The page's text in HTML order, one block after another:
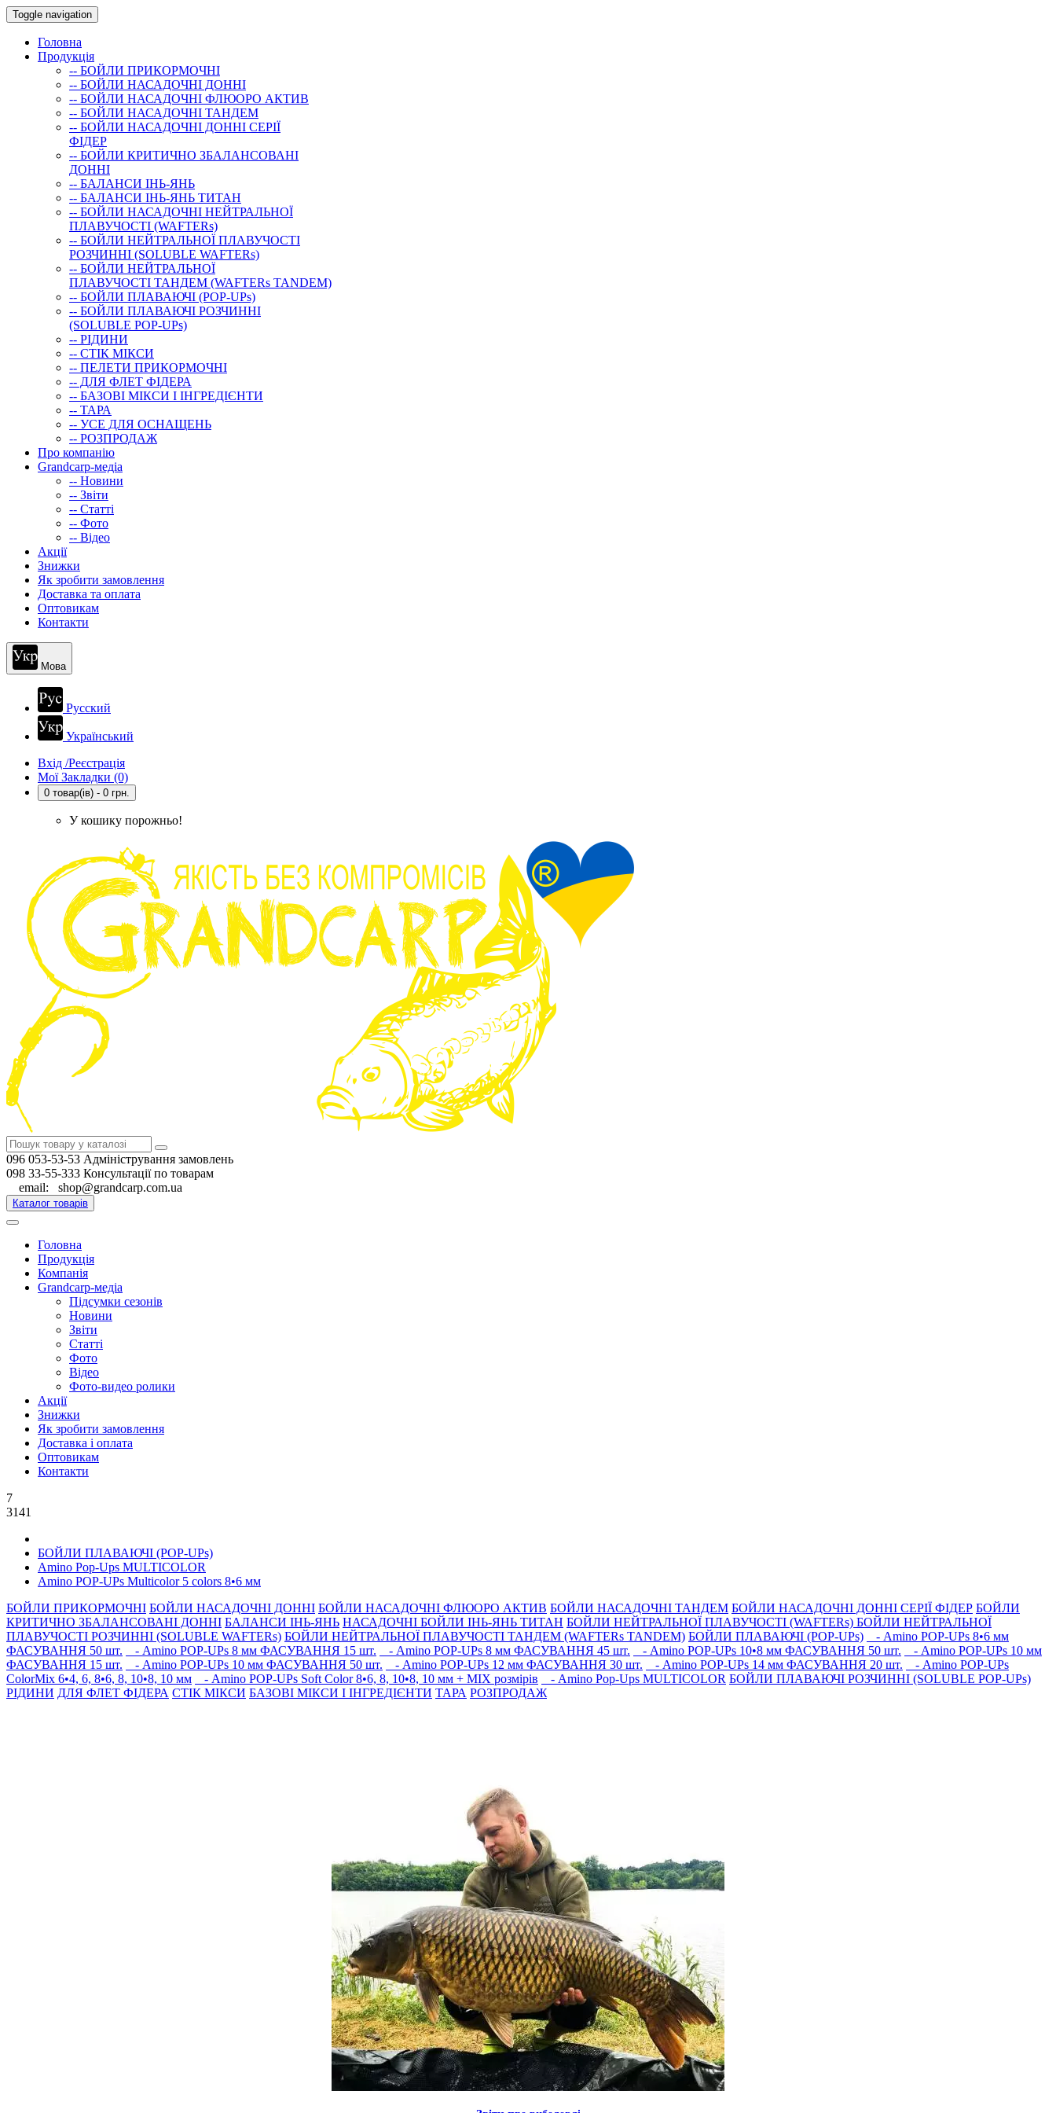
Toggle navigation
Головна
Продукція
-- БОЙЛИ ПРИКОРМОЧНI
-- БОЙЛИ НАСАДОЧНI ДОННI
-- БОЙЛИ НАСАДОЧНІ ФЛЮОРО АКТИВ
-- БОЙЛИ НАСАДОЧНІ ТАНДЕМ
-- БОЙЛИ НАСАДОЧНI ДОННI СЕРIÏ
ФIДЕР
-- БОЙЛИ КРИТИЧНО ЗБАЛАНСОВАНІ
ДОННІ
-- БАЛАНСИ ІНЬ-ЯНЬ
-- БАЛАНСИ ІНЬ-ЯНЬ ТИТАН
-- БОЙЛИ НАСАДОЧНI НЕЙТРАЛЬНОÏ
ПЛАВУЧОСТI (WAFTERs)
-- БОЙЛИ НЕЙТРАЛЬНОЇ ПЛАВУЧОСТІ
РОЗЧИННІ (SOLUBLE WAFTERs)
-- БОЙЛИ НЕЙТРАЛЬНОЇ
ПЛАВУЧОСТІ ТАНДЕМ (WAFTERs TANDEM)
-- БОЙЛИ ПЛАВАЮЧІ (POP-UPs)
-- БОЙЛИ ПЛАВАЮЧI РОЗЧИННI
(SOLUBLE POP-UPs)
-- РIДИНИ
-- СТIК МIКСИ
-- ПЕЛЕТИ ПРИКОРМОЧНІ
-- ДЛЯ ФЛЕТ ФІДЕРА
-- БАЗОВІ МІКСИ І ІНГРЕДІЄНТИ
-- ТАРА
-- УСЕ ДЛЯ ОСНАЩЕНЬ
-- РОЗПРОДАЖ
Про компанію
Grandcarp-медіа
-- Новини
-- Звіти
-- Статті
-- Фото
-- Відео
Акції
Знижки
Як зробити замовлення
Доставка та оплата
Оптовикам
Контакти
Мова
Русский
Український
Вхід /Реєстрація
Мої Закладки (0)
0 товар(ів) - 0 грн.
У кошику порожньо!
096 053-53-53 Адміністрування замовлень
098 33-55-333 Консультації по товарам
email: shop@grandcarp.com.ua
Каталог товарів
Головна
Продукція
Компанія
Grandcarp-медіа
Підсумки сезонів
Новини
Звіти
Статті
Фото
Відео
Фото-видео ролики
Акції
Знижки
Як зробити замовлення
Доставка і оплата
Оптовикам
Контакти
7
3141
БОЙЛИ ПЛАВАЮЧІ (POP-UPs)
Amino Pop-Ups MULTICOLOR
Amino POP-UPs Multicolor 5 colors 8•6 мм
БОЙЛИ ПРИКОРМОЧНI БОЙЛИ НАСАДОЧНI ДОННI БОЙЛИ НАСАДОЧНІ ФЛЮОРО АКТИВ БОЙЛИ НАСАДОЧНІ ТАНДЕМ БОЙЛИ НАСАДОЧНI ДОННI СЕРIÏ ФIДЕР БОЙЛИ
КРИТИЧНО ЗБАЛАНСОВАНІ ДОННІ БАЛАНСИ ІНЬ-ЯНЬ НАСАДОЧНІ БОЙЛИ ІНЬ-ЯНЬ ТИТАН БОЙЛИ НЕЙТРАЛЬНОÏ ПЛАВУЧОСТI (WAFTERs) БОЙЛИ НЕЙТРАЛЬНОЇ
ПЛАВУЧОСТІ РОЗЧИННІ (SOLUBLE WAFTERs) БОЙЛИ НЕЙТРАЛЬНОЇ ПЛАВУЧОСТІ ТАНДЕМ (WAFTERs TANDEM) БОЙЛИ ПЛАВАЮЧІ (POP-UPs)
- Amino POP-UPs 8•6 мм
ФАСУВАННЯ 50 шт.
- Amino POP-UPs 8 мм ФАСУВАННЯ 15 шт. - Amino POP-UPs 8 мм ФАСУВАННЯ 45 шт. - Amino POP-UPs 10•8 мм ФАСУВАННЯ 50 шт.
- Amino POP-UPs 10 мм
ФАСУВАННЯ 15 шт.
- Amino POP-UPs 10 мм ФАСУВАННЯ 50 шт. - Amino POP-UPs 12 мм ФАСУВАННЯ 30 шт. - Amino POP-UPs 14 мм ФАСУВАННЯ 20 шт.
- Amino POP-UPs
ColorMix 6•4, 6, 8•6, 8, 10•8, 10 мм
- Amino POP-UPs Soft Color 8•6, 8, 10•8, 10 мм + MIX розмірів - Amino Pop-Ups MULTICOLOR БОЙЛИ ПЛАВАЮЧI РОЗЧИННI (SOLUBLE POP-UPs)
РIДИНИ ДЛЯ ФЛЕТ ФІДЕРА СТIК МIКСИ БАЗОВІ МІКСИ І ІНГРЕДІЄНТИ ТАРА РОЗПРОДАЖ